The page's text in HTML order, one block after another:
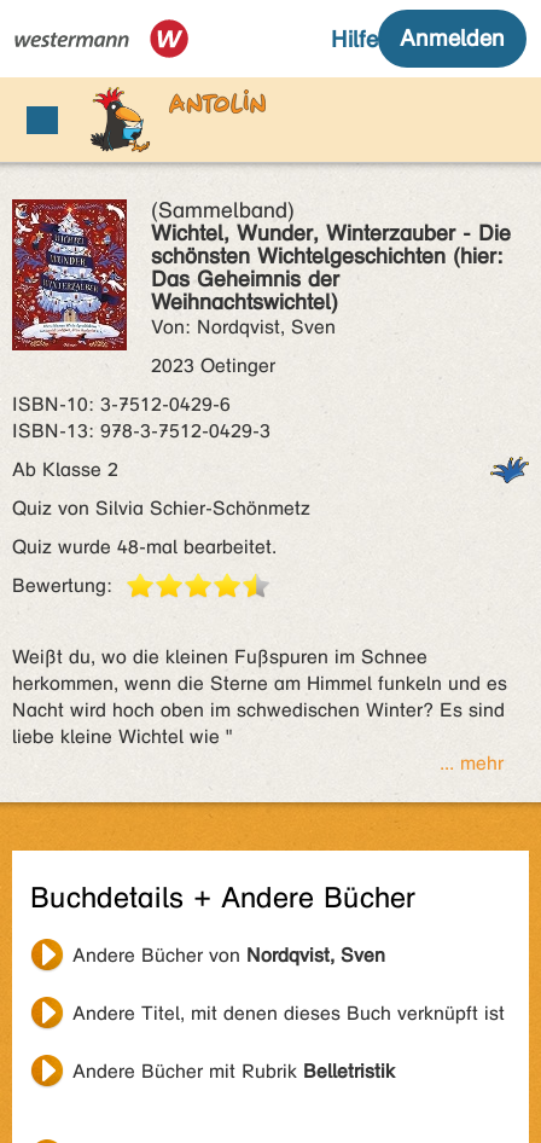
(Sammelband)
Wichtel, Wunder, Winterzauber - Die
schönsten Wichtelgeschichten (hier:
Das Geheimnis der
Weihnachtswichtel)
Von: Nordqvist, Sven
2023 Oetinger
ISBN‑10: 3-7512-0429-6
ISBN‑13: 978-3-7512-0429-3
Ab Klasse 2
Quiz von Silvia Schier-Schönmetz
Quiz wurde 48-mal bearbeitet.
Bewertung:
Weißt du, wo die kleinen Fußspuren im Schnee
herkommen, wenn die Sterne am Himmel funkeln und es
Nacht wird hoch oben im schwedischen Winter? Es sind
liebe kleine Wichtel wie "
... mehr
Buchdetails + Andere Bücher
Andere Bücher von Nordqvist, Sven
Andere Titel, mit denen dieses Buch verknüpft ist
Andere Bücher mit Rubrik Belletristik